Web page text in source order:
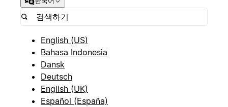
English (US)
Bahasa Indonesia
Dansk
Deutsch
English (UK)
Español (España)